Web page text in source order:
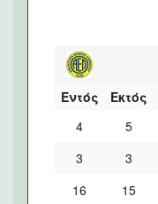
Εντός Εκτός
4
5
3
3
16
15